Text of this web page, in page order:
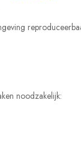
noodzakelijk: